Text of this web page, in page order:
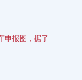
申报图，据了